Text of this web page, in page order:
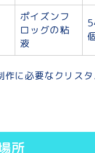
ポイズンフ
ロッグの粘
液
に必要なクリス
所